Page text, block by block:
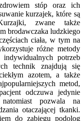
stóp oraz ich
kurzajek, które są
zwane także
brodawczaka ludzkiego
ciała, w tym na
różne metody
potrzeb
technik znajdują się
azotem, a także
metod,
odczuwa jedynie
pozwala na
otaczającej tkanki.
do zabiegu podolog